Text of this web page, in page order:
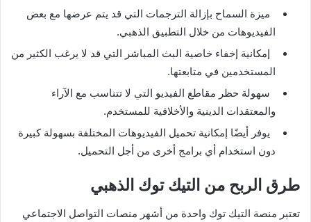
ميزة السماح بإزالة الترجمات التي قد يتم عرضها مع بعض
الفيديوهات من خلال التطبيق الذهبي.
إمكانية إخفاء خاصية البث المباشر التي قد لا يرغب الكثير من
المستخدمين في متابعتها.
سهولة حظر مقاطع الفيديو التي لا تتناسب مع الآراء
والمعتقدات الدينية والأخلاقية للمستخدم.
يوفر أيضًا إمكانية تحميل الفيديوهات المختلفة بسهولة كبيرة
دون استخدام أي برامج أخرى من أجل التحميل.
طرق الربح من التيك توك الذهبي
تعتبر منصة التيك توك واحدة من أشهر منصات التواصل الاجتماعي